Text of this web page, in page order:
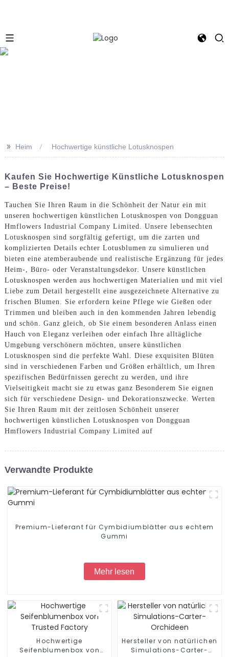
>> Heim Hochwertige künstliche Lotusknospen
Kaufen Sie Hochwertige Künstliche Lotusknospen
– Beste Preise!
Tauchen Sie Ihren Raum in die Schönheit der Natur ein mit
unseren hochwertigen künstlichen Lotusknospen von Dongguan
Hmflowers Industrial Company Limited. Unsere lebensechten
Lotusknospen sind sorgfältig gefertigt, um die zarten und
komplizierten Details echter Lotusblumen zu simulieren und
bieten eine atemberaubende und realistische Ergänzung für jedes
Heim-, Büro- oder Veranstaltungsdekor. Unsere künstlichen
Lotusknospen werden aus hochwertigen Materialien und mit viel
Liebe zum Detail hergestellt eine ausgezeichnete Alternative zu
frischen Blumen. Sie erfordern keine Pflege wie Gießen oder
Trimmen und bleiben auch in den kommenden Jahren lebendig
und schön. Ganz gleich, ob Sie einem besonderen Anlass einen
Hauch von Eleganz verleihen oder einfach Ihre alltägliche
Umgebung verschönern möchten, unsere künstlichen
Lotusknospen sind die perfekte Wahl. Diese exquisiten Blüten
sind in verschiedenen Farben und Größen erhältlich, um Ihren
spezifischen Bedürfnissen gerecht zu werden, und ihre
Vielseitigkeit macht sie zu etwas ganz Besonderem Sie eignen
sich für verschiedene Design- und Dekorationszwecke. Werten
Sie Ihren Raum mit der zeitlosen Schönheit unserer
hochwertigen künstlichen Lotusknospen von Dongguan
Hmflowers Industrial Company Limited auf
Verwandte Produkte
Premium-Lieferant für Cymbidiumblätter aus echtem
Gummi
Mehr lesen
Hochwertige
Seifenblumenbox von
Hersteller von natürlichen
Simulations-Carter-